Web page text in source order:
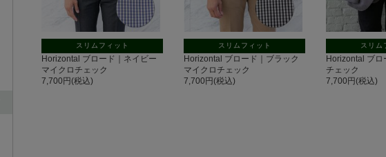
スリムフィット
Horizontal ブロード｜ネイビー
マイクロチェック
7,700円(税込)
スリムフィット
Horizontal ブロード｜ブラック
マイクロチェック
7,700円(税込)
スリム
Horizontal ブ
チェック
7,700円(税込)